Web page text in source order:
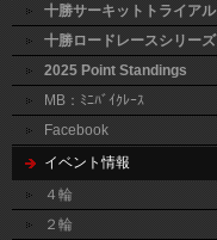
十勝サーキットトライアル
十勝ロードレースシリーズ
2025 Point Standings
MB：ﾐﾆﾊﾞｲｸﾚｰｽ
Facebook
イベント情報
４輪
２輪